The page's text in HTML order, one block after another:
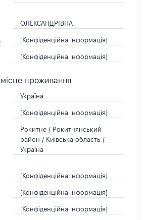
ОЛЕКСАНДРІВНА
[Конфіденційна інформація]
[Конфіденційна інформація]
проживання
Україна
[Конфіденційна інформація]
Рокитне / Рокитнянський
район / Київська область /
Україна
[Конфіденційна інформація]
[Конфіденційна інформація]
[Конфіденційна інформація]